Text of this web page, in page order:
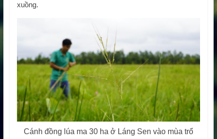
xuồng.
Cánh đồng lúa ma 30 ha ở Láng Sen vào mùa trổ